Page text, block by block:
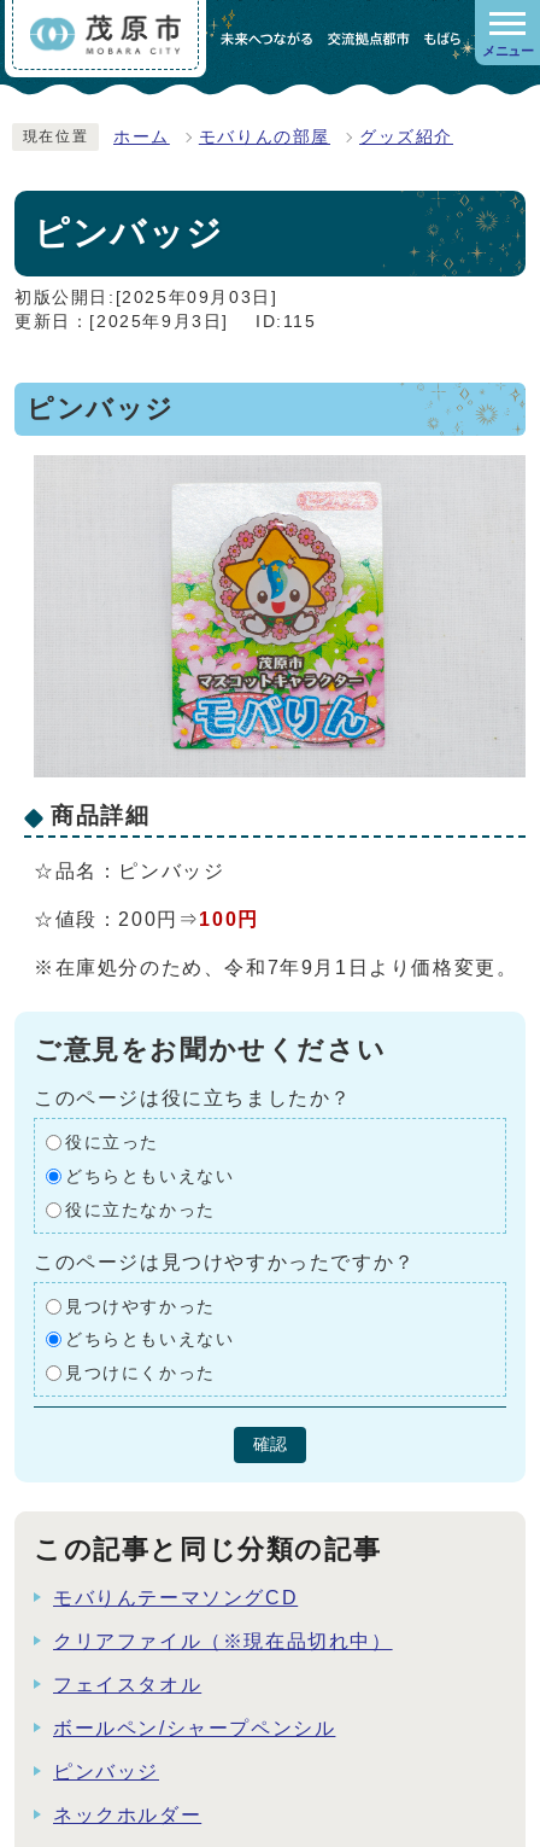
メニュー
現在位置 ホーム モバりんの部屋 グッズ紹介
ピンバッジ
初版公開日:[2025年09月03日]
更新日：[2025年9月3日]
ID:115
ピンバッジ
商品詳細
☆品名：ピンバッジ
☆値段：200円⇒100円
※在庫処分のため、令和7年9月1日より価格変更。
ご意見をお聞かせください
このページは役に立ちましたか？
役に立った
どちらともいえない
役に立たなかった
このページは見つけやすかったですか？
見つけやすかった
どちらともいえない
見つけにくかった
確認
この記事と同じ分類の記事
モバりんテーマソングCD
クリアファイル（※現在品切れ中）
フェイスタオル
ボールペン/シャープペンシル
ピンバッジ
ネックホルダー